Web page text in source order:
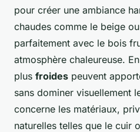
pour créer une ambiance
chaudes comme le beige
parfaitement avec le bois
atmosphère chaleureuse.
plus froides peuvent
sans dominer visuellement
concerne les matériaux,
naturelles telles que le cuir